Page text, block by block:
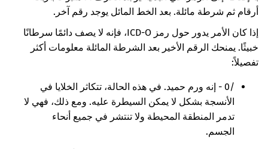
أرقام ثم شرطة مائلة. بعد الخط المائل يوجد رقم آخر.
إذا كان الأمر يدور حول رمز ICD-O، فإنه لا يصف دائمًا سرطانًا
خبيثًا. يمنحك الرقم الأخير بعد الشرطة المائلة معلومات أكثر
تفصيلاً:
/0 - إنه ورم حميد. في هذه الحالة، تتكاثر الخلايا في
الأنسجة بشكل لا يمكن السيطرة عليه. ومع ذلك، فهي لا
تدمر المنطقة المحيطة ولا تنتشر في جميع أنحاء
الجسم.